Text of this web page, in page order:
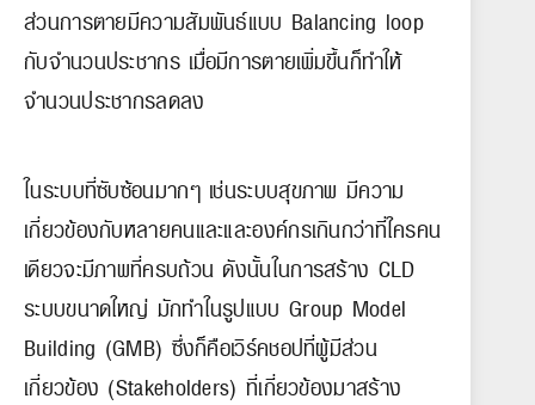
ส่วนการตายมีความสัมพันธ์แบบ Balancing loop
กับจำนวนประชากร เมื่อมีการตายเพิ่มขึ้นก็ทำให้
จำนวนประชากรลดลง
ในระบบที่ซับซ้อนมากๆ เช่นระบบสุขภาพ มีความ
เกี่ยวข้องกับหลายคนและและองค์กรเกินกว่าที่ใครคน
เดียวจะมีภาพที่ครบถ้วน ดังนั้นในการสร้าง CLD
ระบบขนาดใหญ่ มักทำในรูปแบบ Group Model
Building (GMB) ซึ่งก็คือเวิร์คชอปที่ผู้มีส่วน
เกี่ยวข้อง (Stakeholders) ที่เกี่ยวข้องมาสร้าง